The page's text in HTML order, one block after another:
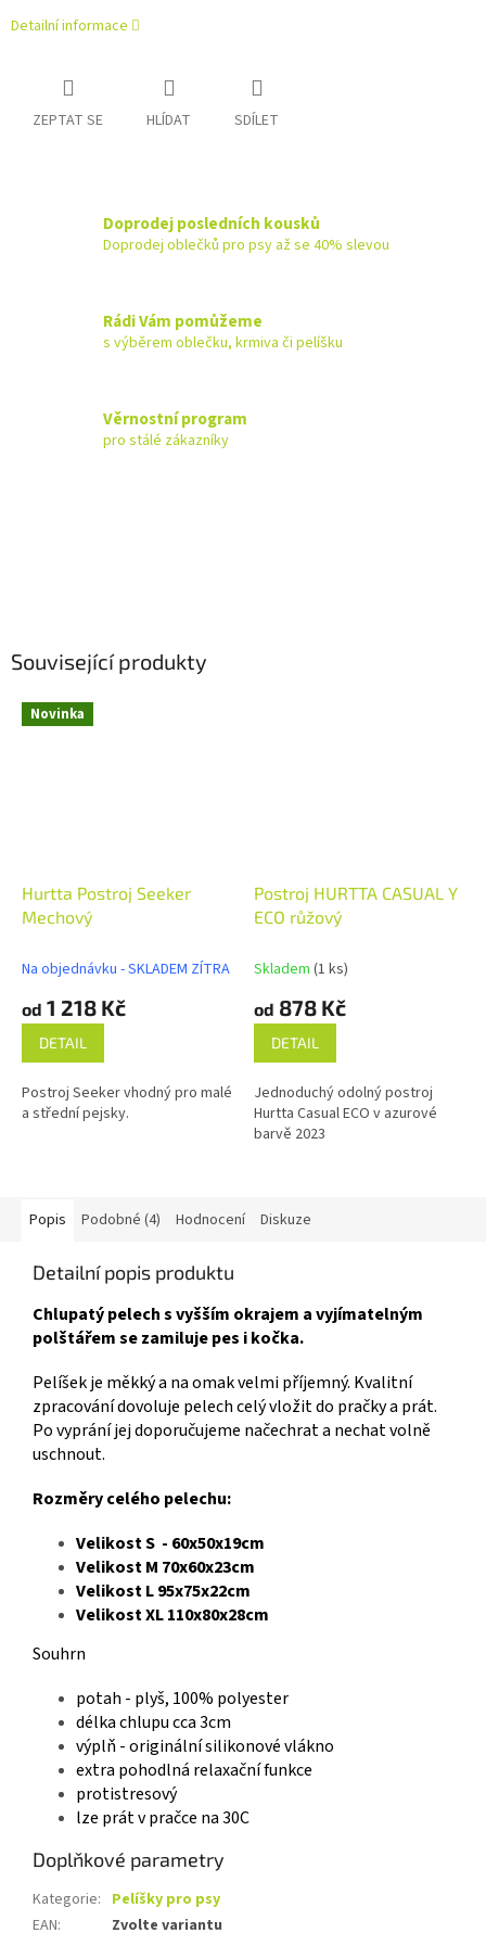
Detailní informace
ZEPTAT SE HLÍDAT SDÍLET
Doprodej posledních kousků
Doprodej oblečků pro psy až se 40% slevou
Rádi Vám pomůžeme
s výběrem oblečku, krmiva či pelíšku
Věrnostní program
pro stálé zákazníky
Související produkty
Novinka
Hurtta Postroj Seeker
Mechový
Na objednávku - SKLADEM ZÍTRA
od 1 218 Kč
DETAIL
Postroj Seeker vhodný pro malé
a střední pejsky.
Postroj HURTTA CASUAL Y
ECO růžový
Skladem (1 ks)
od 878 Kč
DETAIL
Jednoduchý odolný postroj
Hurtta Casual ECO v azurové
barvě 2023
Popis Podobné (4) Hodnocení Diskuze
Detailní popis produktu
Chlupatý pelech s vyšším okrajem a vyjímatelným
polštářem se zamiluje pes i kočka.
Pelíšek je měkký a na omak velmi příjemný. Kvalitní
zpracování dovoluje pelech celý vložit do pračky a prát.
Po vyprání jej doporučujeme načechrat a nechat volně
uschnout.
Rozměry celého pelechu:
Velikost S - 60x50x19cm
Velikost M 70x60x23cm
Velikost L 95x75x22cm
Velikost XL 110x80x28cm
Souhrn
potah - plyš, 100% polyester
délka chlupu cca 3cm
výplň - originální silikonové vlákno
extra pohodlná relaxační funkce
protistresový
lze prát v pračce na 30C
Doplňkové parametry
Kategorie: Pelíšky pro psy
EAN: Zvolte variantu